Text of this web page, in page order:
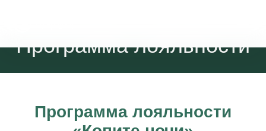
Программа лояльности
Программа лояльности